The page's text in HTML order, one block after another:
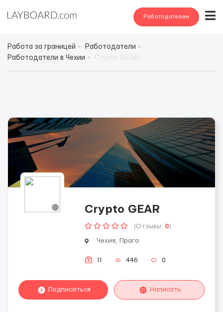
Работодателям
Работа за границей
Работодатели
Работодатели в Чехии
Crypto GEAR
(Отзывы: 0)
Чехия, Прага
11 446 0
Подписаться Написать